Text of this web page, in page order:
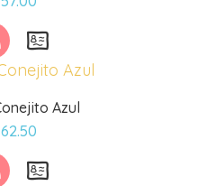
Azul
62.50